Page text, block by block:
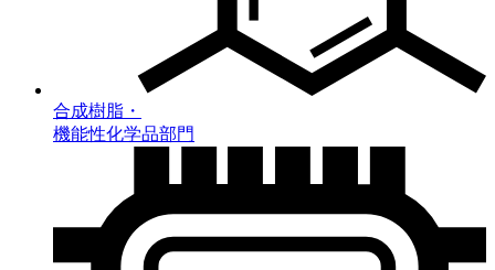
合成樹脂・
機能性化学品部門